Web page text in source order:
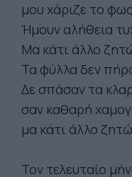
μου χάριζε το
Ήμουν αλήθεια
Μα κάτι άλλο
Τα φύλλα δεν
Δε σπάσαν τα
σαν καθαρή
μα κάτι άλλο
Τον τελευταίο